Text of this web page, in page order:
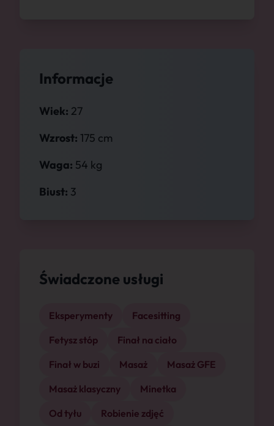
Informacje
Wiek: 27
Wzrost: 175 cm
Waga: 54 kg
Biust: 3
Świadczone usługi
Eksperymenty
Facesitting
Fetysz stóp
Finał na ciało
Finał w buzi
Masaż
Masaż GFE
Masaż klasyczny
Minetka
Od tyłu
Robienie zdjęć